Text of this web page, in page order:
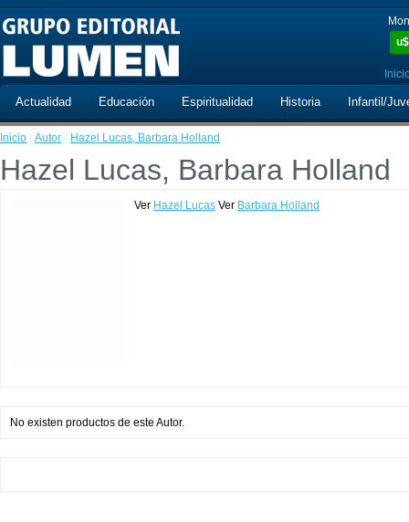
u$
Actualidad Educación Espiritualidad Historia Infantil/
Inicio · Autor · Hazel Lucas, Barbara Holland
Hazel Lucas, Barbara Holland
Ver Hazel Lucas Ver Barbara Holland
No existen productos de este Autor.